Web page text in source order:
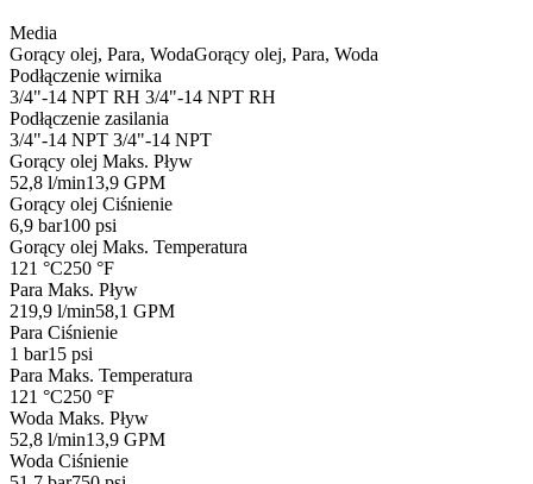
Media
Gorący olej, Para, WodaGorący olej, Para, Woda
Podłączenie wirnika
3/4"-14 NPT RH 3/4"-14 NPT RH
Podłączenie zasilania
3/4"-14 NPT 3/4"-14 NPT
Gorący olej Maks. Pływ
52,8 l/min13,9 GPM
Gorący olej Ciśnienie
6,9 bar100 psi
Gorący olej Maks. Temperatura
121 °C250 °F
Para Maks. Pływ
219,9 l/min58,1 GPM
Para Ciśnienie
1 bar15 psi
Para Maks. Temperatura
121 °C250 °F
Woda Maks. Pływ
52,8 l/min13,9 GPM
Woda Ciśnienie